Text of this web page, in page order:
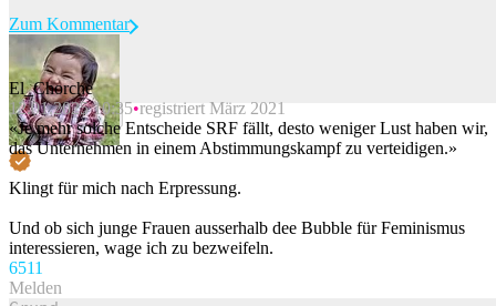
Beitrag melden
Zum Kommentar
El_Chorche
12.01.2025 10:35 registriert März 2021
«Je mehr solche Entscheide SRF fällt, desto weniger Lust haben wir,
das Unternehmen in einem Abstimmungskampf zu verteidigen.»
Klingt für mich nach Erpressung.
Und ob sich junge Frauen ausserhalb dee Bubble für Feminismus
interessieren, wage ich zu bezweifeln.
6511
Melden